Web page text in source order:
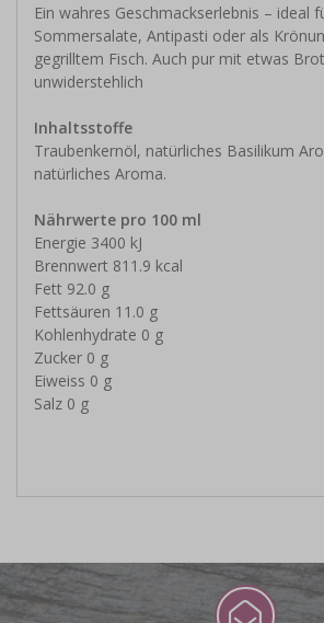
Ein wahres Geschmackserlebnis – ideal
Sommersalate, Antipasti oder als
gegrilltem Fisch. Auch pur mit etwas
unwiderstehlich
Inhaltsstoffe
Traubenkernöl, natürliches Basilikum
natürliches Aroma.
Nährwerte pro 100 ml
Energie 3400 kJ
Brennwert 811.9 kcal
Fett 92.0 g
Fettsäuren 11.0 g
Kohlenhydrate 0 g
Zucker 0 g
Eiweiss 0 g
Salz 0 g